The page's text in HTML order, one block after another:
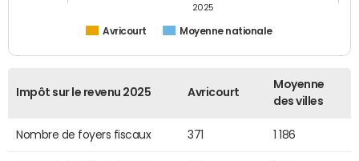
Avricourt Moyenne nationale
2025
Impôt sur le revenu 2025 Avricourt
Moyenne
des villes
Nombre de foyers fiscaux 371 1 186